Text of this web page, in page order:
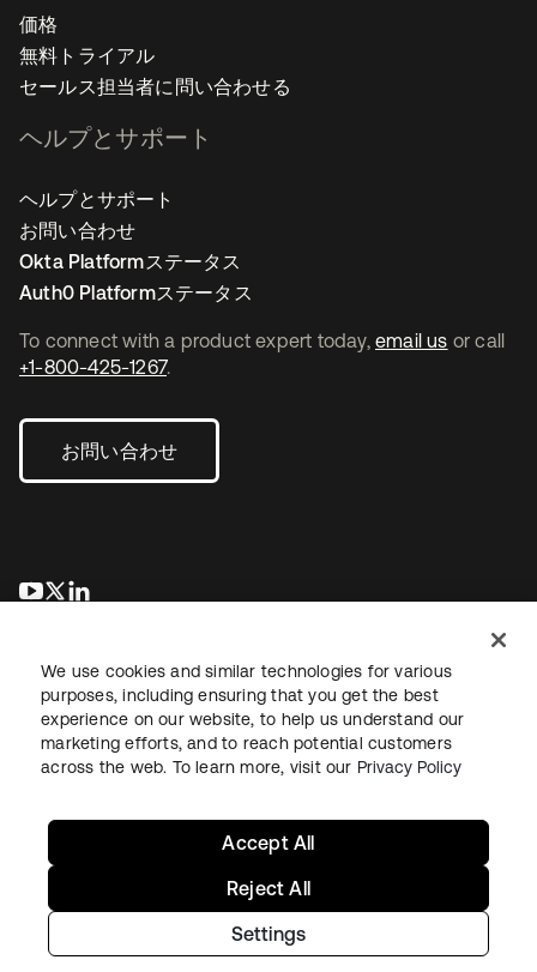
To connect with a product expert today, email us or call
+1-800-425-1267.
お問い合わせ
新しいタブで開く
新しいタブで開く
価格
無料トライアル
セールス担当者に問い合わせる
ヘルプとサポート
ヘルプとサポート
お問い合わせ
Okta Platformステータス
Auth0 Platformステータス
法務プライバシーポリシーサイト利用規約セキュリティ
Copyright © 2026 Okta. All rights reserved.
We use cookies and similar technologies for various
purposes, including ensuring that you get the best
experience on our website, to help us understand our
marketing efforts, and to reach potential customers
across the web. To learn more, visit our Privacy Policy
Settings
Reject All
Accept All